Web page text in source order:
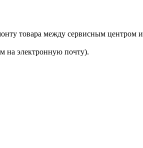
товара между сервисным центром и
на электронную почту).